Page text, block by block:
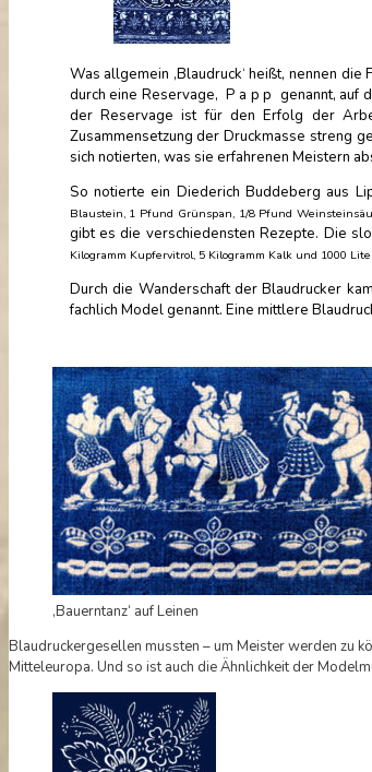
Was allgemein ‚Blaudruck‘ heißt, nennen
durch eine Reservage, P a p p genannt, auf
der Reservage ist für den Erfolg der
Zusammensetzung der Druckmasse streng
sich notierten, was sie erfahrenen Meistern
So notierte ein Diederich Buddeberg aus
Blaustein, 1 Pfund Grünspan, 1/8 Pfund
gibt es die verschiedensten Rezepte. Die
Kilogramm Kupfervitrol, 5 Kilogramm Kalk und 1000
Durch die Wanderschaft der Blaudrucker
fachlich Model genannt. Eine mittlere
‚Bauerntanz‘ auf Leinen
Blaudruckergesellen mussten – um Meister werden zu
Mitteleuropa. Und so ist auch die Ähnlichkeit der